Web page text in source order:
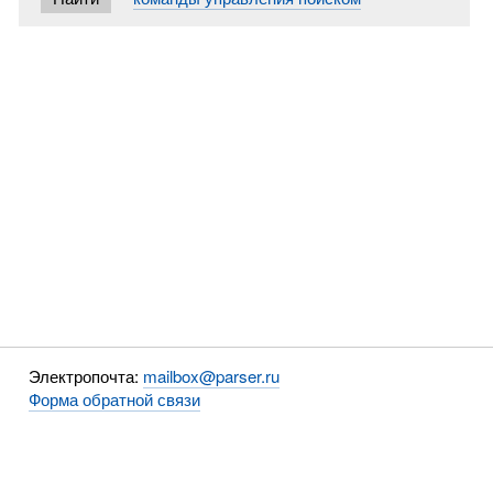
Электропочта: mailbox@parser.ru
Форма обратной связи